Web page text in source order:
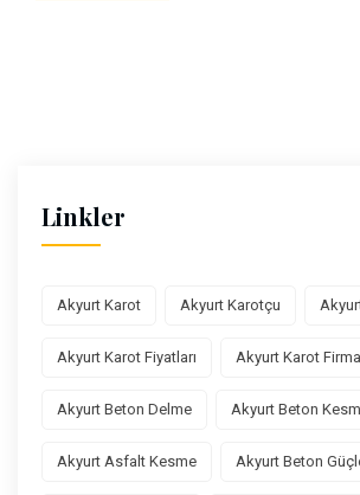
Linkler
Akyurt Karot Akyurt Karotçu
Akyurt Karot Fiyatları Akyurt Karot
Akyurt Beton Delme Akyurt Beton
Akyurt Asfalt Kesme Akyurt Beton